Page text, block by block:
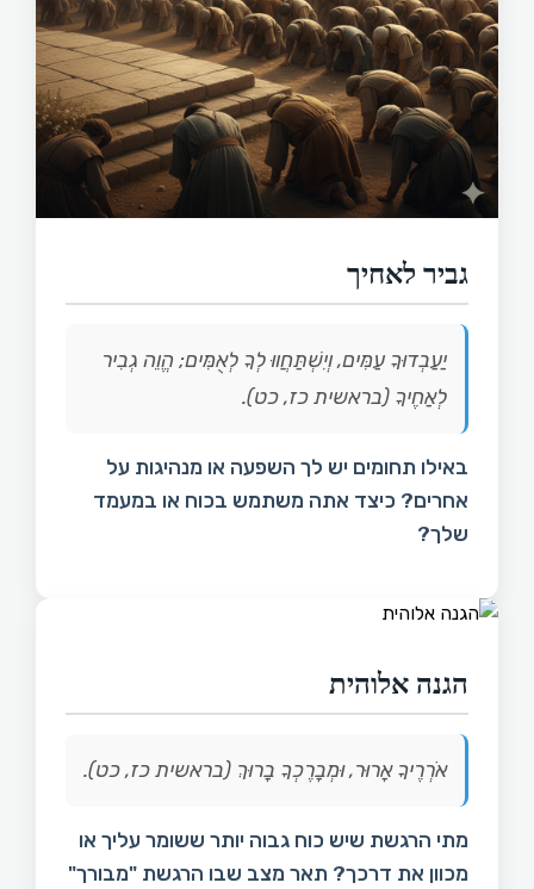
גביר לאחיך
יַעַבְדוּךָ עַמִּים, וְיִשְׁתַּחֲווּ לְךָ לְאֻמִּים; הֱוֵה גְבִיר
לְאַחֶיךָ (בראשית כז, כט).
באילו תחומים יש לך השפעה או מנהיגות על
אחרים? כיצד אתה משתמש בכוח או במעמד
שלך?
הגנה אלוהית
אֹרְרֶיךָ אָרוּר, וּמְבָרֶכְךָ בָרוּךְ (בראשית כז, כט).
מתי הרגשת שיש כוח גבוה יותר ששומר עליך או
מכוון את דרכך? תאר מצב שבו הרגשת "מבורך"